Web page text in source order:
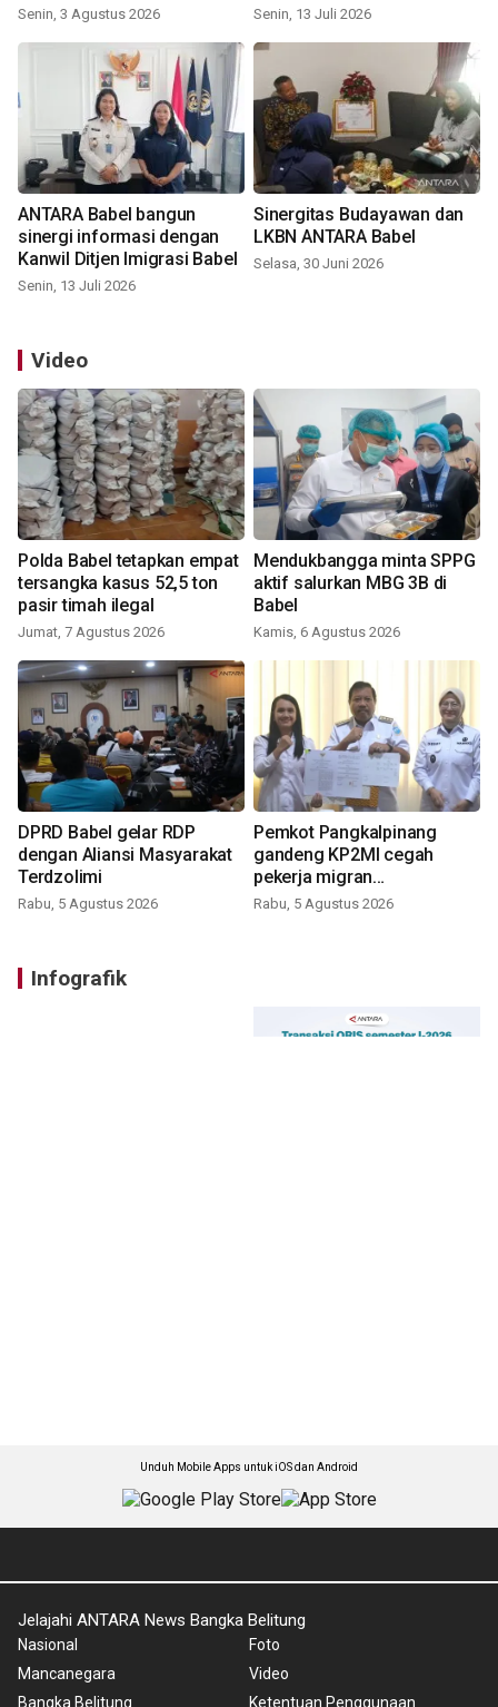
Senin, 3 Agustus 2026 Senin, 13 Juli 2026
ANTARA Babel bangun
sinergi informasi dengan
Kanwil Ditjen Imigrasi Babel
Senin, 13 Juli 2026
Sinergitas Budayawan dan
LKBN ANTARA Babel
Selasa, 30 Juni 2026
Video
Polda Babel tetapkan empat
tersangka kasus 52,5 ton
pasir timah ilegal
Jumat, 7 Agustus 2026
Mendukbangga minta SPPG
aktif salurkan MBG 3B di
Babel
Kamis, 6 Agustus 2026
DPRD Babel gelar RDP
dengan Aliansi Masyarakat
Terdzolimi
Rabu, 5 Agustus 2026
Pemkot Pangkalpinang
gandeng KP2MI cegah
pekerja migran
nonprosedural
Rabu, 5 Agustus 2026
Infografik
Unduh Mobile Apps untuk iOS dan Android
Jelajahi ANTARA News Bangka Belitung
Nasional
Mancanegara
Bangka Belitung
Foto
Video
Ketentuan Penggunaan